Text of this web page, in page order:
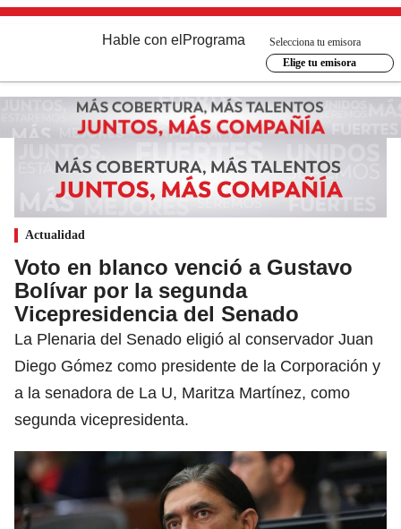
Hable con el Programa
Selecciona tu emisora
Elige tu emisora
Actualidad
Voto en blanco venció a Gustavo
Bolívar por la segunda
Vicepresidencia del Senado
La Plenaria del Senado eligió al conservador Juan
Diego Gómez como presidente de la Corporación y
a la senadora de La U, Maritza Martínez, como
segunda vicepresidenta.